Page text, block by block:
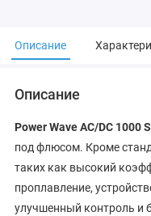
Описание
Описание
Power Wave AC/DC 1000
под флюсом. Кроме
таких как высокий
проплавление,
улучшенный контроль и